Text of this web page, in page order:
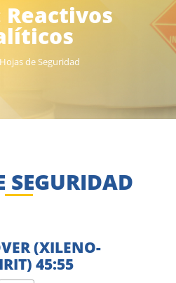
Reactivos
Hojas de Seguridad
SEGURIDAD
(XILENO-
45:55